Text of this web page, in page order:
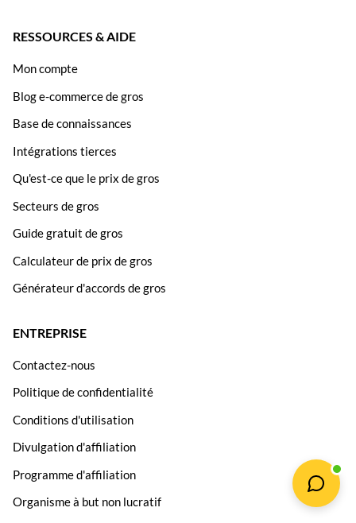
RESSOURCES & AIDE
Mon compte
Blog e-commerce de gros
Base de connaissances
Intégrations tierces
Qu'est-ce que le prix de gros
Secteurs de gros
Guide gratuit de gros
Calculateur de prix de gros
Générateur d'accords de gros
ENTREPRISE
Contactez-nous
Politique de confidentialité
Conditions d'utilisation
Divulgation d'affiliation
Programme d'affiliation
Organisme à but non lucratif